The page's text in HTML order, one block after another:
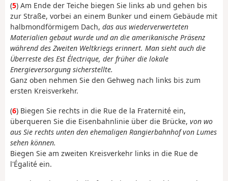
(5) Am Ende der Teiche biegen Sie links ab und gehen bis
zur Straße, vorbei an einem Bunker und einem Gebäude mit
halbmondförmigem Dach, das aus wiederverwerteten
Materialien gebaut wurde und an die amerikanische Präsenz
während des Zweiten Weltkriegs erinnert. Man sieht auch die
Überreste des Est Électrique, der früher die lokale
Energieversorgung sicherstellte.
Ganz oben nehmen Sie den Gehweg nach links bis zum
ersten Kreisverkehr.
(6) Biegen Sie rechts in die Rue de la Fraternité ein,
überqueren Sie die Eisenbahnlinie über die Brücke, von wo
aus Sie rechts unten den ehemaligen Rangierbahnhof von Lumes
sehen können.
Biegen Sie am zweiten Kreisverkehr links in die Rue de
l'Égalité ein.